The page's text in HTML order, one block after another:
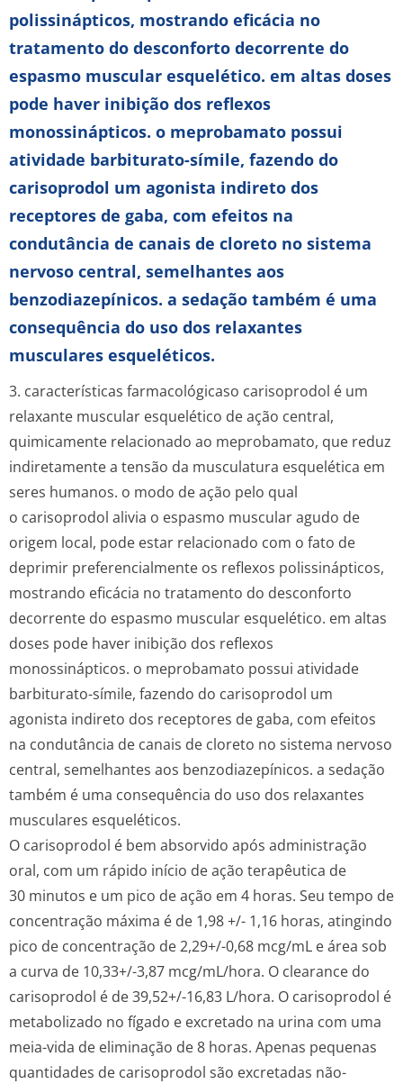
polissinápticos, mostrando eficácia no
tratamento do desconforto decorrente do
espasmo muscular esquelético. em altas doses
pode haver inibição dos reflexos
monossinápticos. o meprobamato possui
atividade barbiturato-símile, fazendo do
carisoprodol um agonista indireto dos
receptores de gaba, com efeitos na
condutância de canais de cloreto no sistema
nervoso central, semelhantes aos
benzodiazepínicos. a sedação também é uma
consequência do uso dos relaxantes
musculares esqueléticos.
3. características farmacológicaso carisoprodol é um
relaxante muscular esquelético de ação central,
quimicamente relacionado ao meprobamato, que reduz
indiretamente a tensão da musculatura esquelética em
seres humanos. o modo de ação pelo qual
o carisoprodol alivia o espasmo muscular agudo de
origem local, pode estar relacionado com o fato de
deprimir preferencialmente os reflexos polissinápticos,
mostrando eficácia no tratamento do desconforto
decorrente do espasmo muscular esquelético. em altas
doses pode haver inibição dos reflexos
monossinápticos. o meprobamato possui atividade
barbiturato-símile, fazendo do carisoprodol um
agonista indireto dos receptores de gaba, com efeitos
na condutância de canais de cloreto no sistema nervoso
central, semelhantes aos benzodiazepínicos. a sedação
também é uma consequência do uso dos relaxantes
musculares esqueléticos.
O carisoprodol é bem absorvido após administração
oral, com um rápido início de ação terapêutica de
30 minutos e um pico de ação em 4 horas. Seu tempo de
concentração máxima é de 1,98 +/- 1,16 horas, atingindo
pico de concentração de 2,29+/-0,68 mcg/mL e área sob
a curva de 10,33+/-3,87 mcg/mL/hora. O clearance do
carisoprodol é de 39,52+/-16,83 L/hora. O carisoprodol é
metabolizado no fígado e excretado na urina com uma
meia-vida de eliminação de 8 horas. Apenas pequenas
quantidades de carisoprodol são excretadas não-